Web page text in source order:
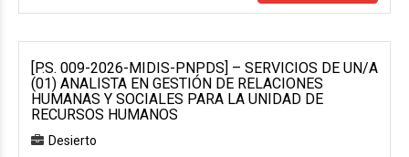
[P.S. 009-2026-MIDIS-PNPDS] – SERVICIOS DE UN/A
(01) ANALISTA EN GESTIÓN DE RELACIONES
HUMANAS Y SOCIALES PARA LA UNIDAD DE
RECURSOS HUMANOS
Desierto